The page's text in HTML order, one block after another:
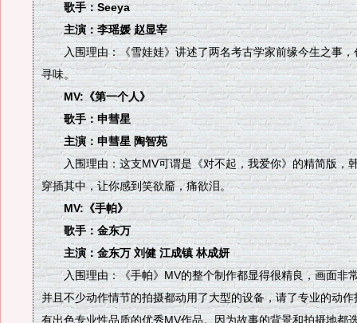
歌手：Seeya
主演：李瑶媛 赵显宰
入围理由：《雪娃娃》讲述了两名考古学家前缘今生之事，
寻味。
MV:《第一个人》
歌手：申彗星
主演：申彗星 陶智苑
入围理由：这支MV可谓是《对不起，我爱你》的精简版，
穿插其中，让你感到笑欲靥，痛欲泪。
MV:《手帕》
歌手：金东万
主演：金东万 刘健 江成镇 林成妍
入围理由：《手帕》MV的整个制作都显得很精良，画面非
并且不少动作情节的拍摄都动用了大型的设备，请了专业的动
有出色专业性品质的优秀MV作品。因为故事的背景和拍摄地都